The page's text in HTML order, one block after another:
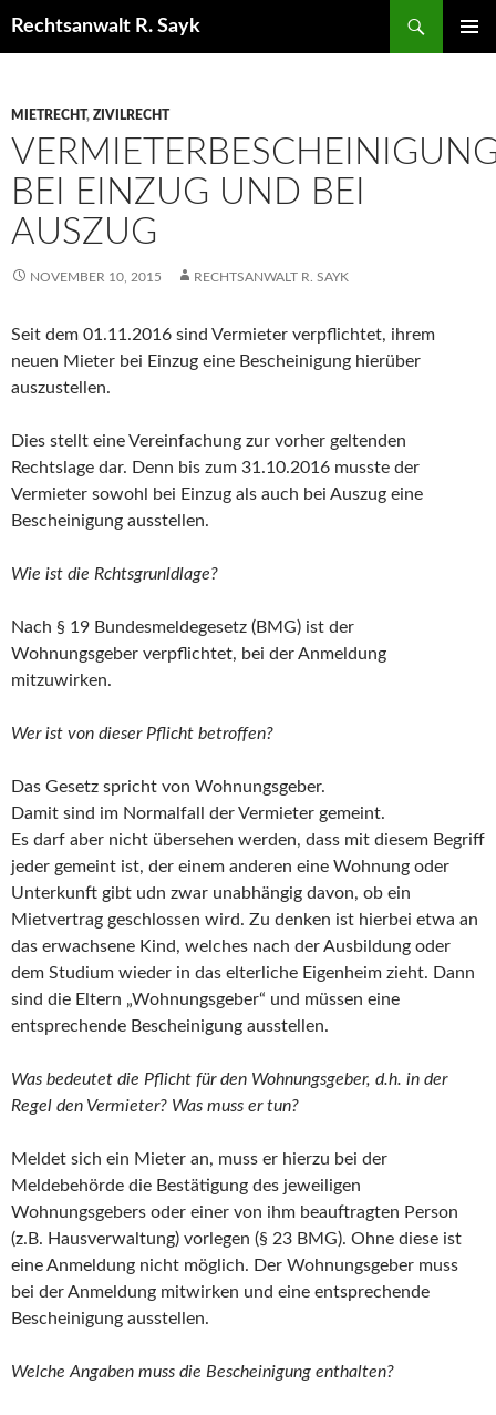
Rechtsanwalt R. Sayk
MIETRECHT, ZIVILRECHT
BEI EINZUG UND BEI
AUSZUG
NOVEMBER 10, 2015 RECHTSANWALT R. SAYK
Seit dem 01.11.2016 sind Vermieter verpflichtet, ihrem
neuen Mieter bei Einzug eine Bescheinigung hierüber
auszustellen.
Dies stellt eine Vereinfachung zur vorher geltenden
Rechtslage dar. Denn bis zum 31.10.2016 musste der
Vermieter sowohl bei Einzug als auch bei Auszug eine
Bescheinigung ausstellen.
Wie ist die Rchtsgrunldlage?
Nach § 19 Bundesmeldegesetz (BMG) ist der
Wohnungsgeber verpflichtet, bei der Anmeldung
mitzuwirken.
Wer ist von dieser Pflicht betroffen?
Das Gesetz spricht von Wohnungsgeber.
Damit sind im Normalfall der Vermieter gemeint.
Es darf aber nicht übersehen werden, dass mit diesem Begriff
jeder gemeint ist, der einem anderen eine Wohnung oder
Unterkunft gibt udn zwar unabhängig davon, ob ein
Mietvertrag geschlossen wird. Zu denken ist hierbei etwa an
das erwachsene Kind, welches nach der Ausbildung oder
dem Studium wieder in das elterliche Eigenheim zieht. Dann
sind die Eltern „Wohnungsgeber“ und müssen eine
entsprechende Bescheinigung ausstellen.
Was bedeutet die Pflicht für den Wohnungsgeber, d.h. in der
Regel den Vermieter? Was muss er tun?
Meldet sich ein Mieter an, muss er hierzu bei der
Meldebehörde die Bestätigung des jeweiligen
Wohnungsgebers oder einer von ihm beauftragten Person
(z.B. Hausverwaltung) vorlegen (§ 23 BMG). Ohne diese ist
eine Anmeldung nicht möglich. Der Wohnungsgeber muss
bei der Anmeldung mitwirken und eine entsprechende
Bescheinigung ausstellen.
Welche Angaben muss die Bescheinigung enthalten?